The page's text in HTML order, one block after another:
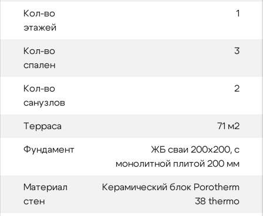
Кол-во
этажей
1
Кол-во
спален
3
Кол-во
санузлов
2
Терраса 71 м2
Фундамент
ЖБ сваи 200х200, с
монолитной плитой 200 мм
Материал
стен
Керамический блок Porotherm
38 thermo